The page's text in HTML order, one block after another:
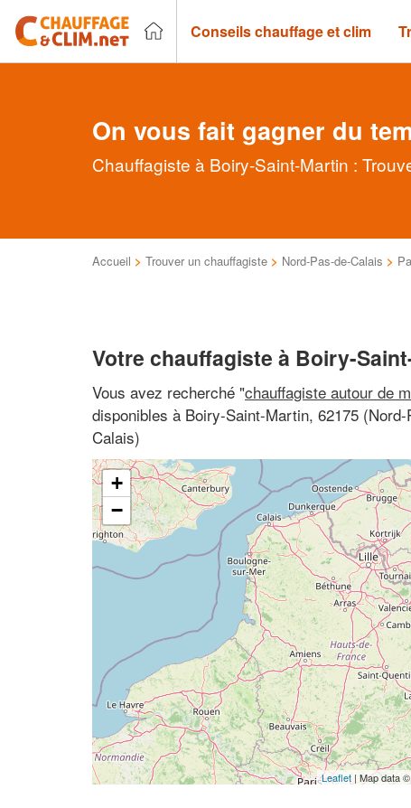
Conseils chauffage et clim
On vous fait gagner du
Chauffagiste à Boiry-Saint-Martin :
Accueil > Trouver un chauffagiste > Nord-Pas-de-Calais >
Votre chauffagiste à Boiry-
Vous avez recherché "chauffagiste autour de
disponibles à Boiry-Saint-Martin, 62175
Calais)
+
−
Leaflet | Map data ©